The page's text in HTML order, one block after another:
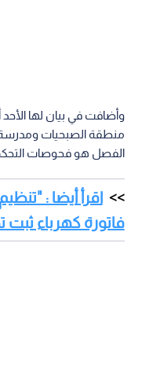
وأضافت في بيان لها
منطقة الصبحيات
الفصل هو فحوصات
فاتورة كهرباء